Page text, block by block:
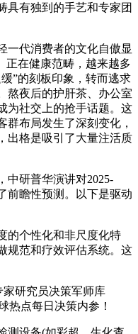
具有独到的手艺和专家团
代消费者的文化自傲显
正在健康范畴，越来越多
”的刻板印象，转而逃求
熬夜后的护肝茶、办公室
为社交上的抢手话题。这
群布局发生了深刻变化，
出格是吸引了大量注活质
研普华演讲对2025-
前瞻性预测。以下是驱动
个性化和非尺度化特
规范和疗效评估系统。这
研究员决策军师库
热点每日决策内参！